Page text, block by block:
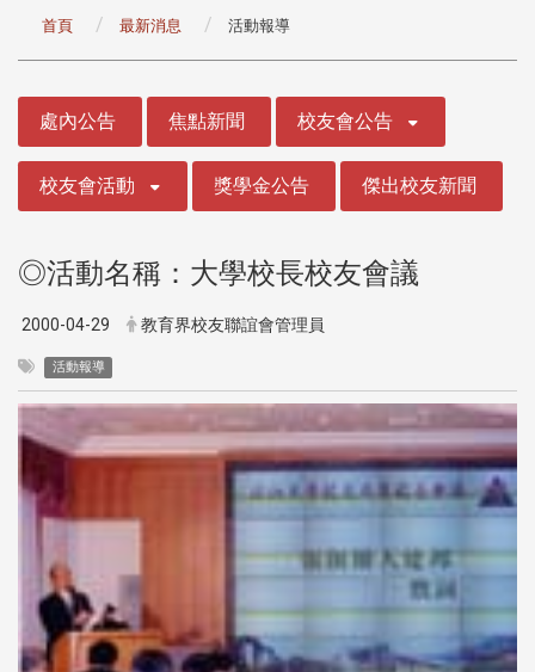
首頁 最新消息 活動報導
處內公告 焦點新聞 校友會公告
校友會活動 獎學金公告 傑出校友新聞
◎活動名稱：大學校長校友會議
2000-04-29 教育界校友聯誼會管理員
活動報導